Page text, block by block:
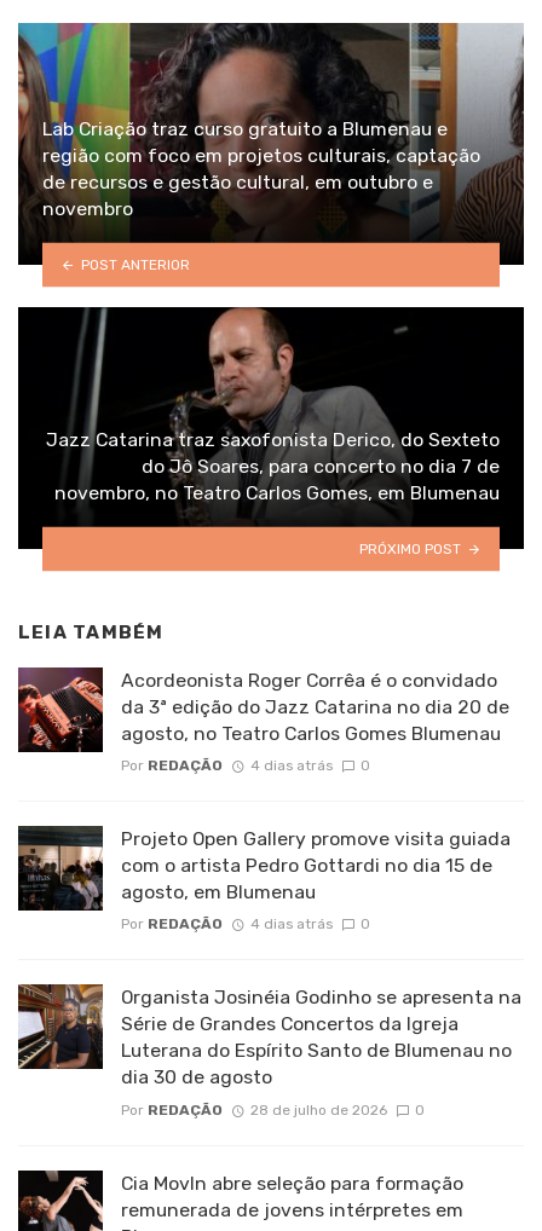
Lab Criação traz curso gratuito a Blumenau e
região com foco em projetos culturais, captação
de recursos e gestão cultural, em outubro e
novembro
POST ANTERIOR
Jazz Catarina traz saxofonista Derico, do Sexteto
do Jô Soares, para concerto no dia 7 de
novembro, no Teatro Carlos Gomes, em Blumenau
PRÓXIMO POST
LEIA TAMBÉM
Acordeonista Roger Corrêa é o convidado
da 3ª edição do Jazz Catarina no dia 20 de
agosto, no Teatro Carlos Gomes Blumenau
Por REDAÇÃO 4 dias atrás 0
Projeto Open Gallery promove visita guiada
com o artista Pedro Gottardi no dia 15 de
agosto, em Blumenau
Por REDAÇÃO 4 dias atrás 0
Organista Josinéia Godinho se apresenta na
Série de Grandes Concertos da Igreja
Luterana do Espírito Santo de Blumenau no
dia 30 de agosto
Por REDAÇÃO 28 de julho de 2026 0
Cia MovIn abre seleção para formação
remunerada de jovens intérpretes em